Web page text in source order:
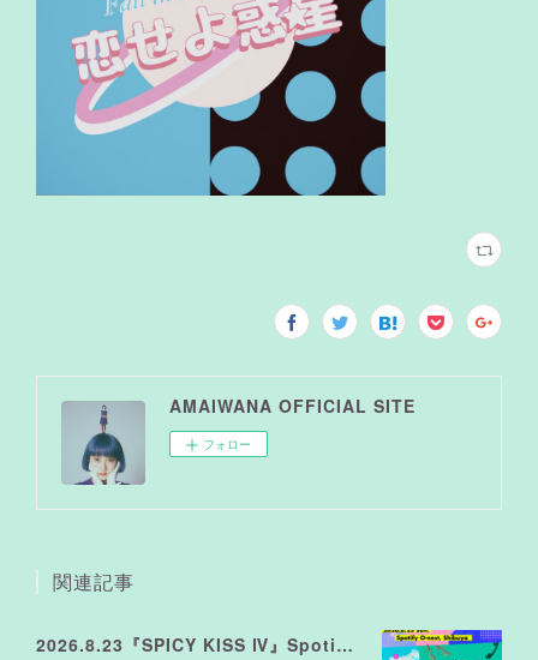
AMAIWANA OFFICIAL SITE
フォロー
関連記事
2026.8.23『SPICY KISS Ⅳ』Spotify O-nest